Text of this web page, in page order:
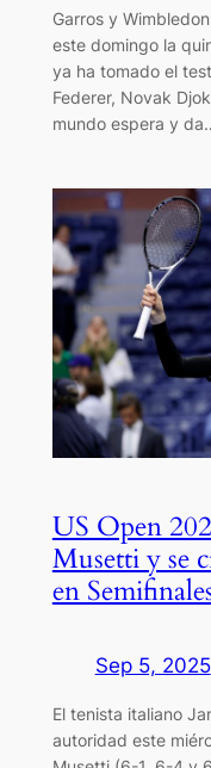
Garros y
este domingo la
ya ha tomado el
Federer, Novak
mundo espera y
US Open
Musetti y se
en
Sep 5, 2025
El tenista italiano
autoridad este